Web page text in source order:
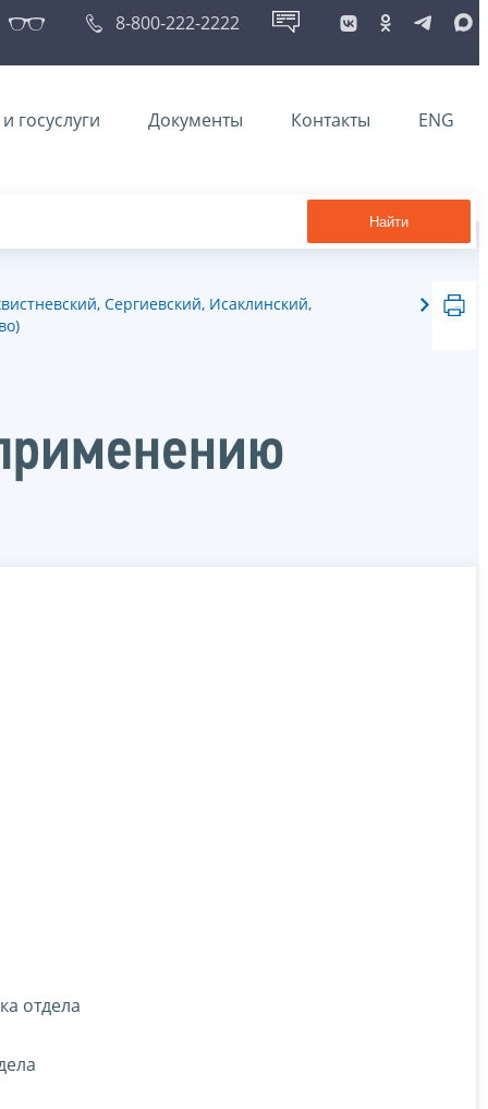
8-800-222-2222
госуслуги Документы Контакты ENG
Найти
Сергиевский, Исаклинский,
отдела